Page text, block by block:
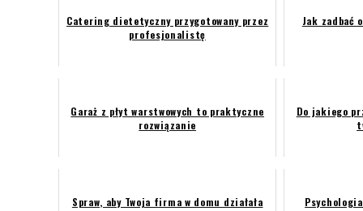
Catering dietetyczny przygotowany przez
profesjonalistę
Jak zadbać
Garaż z płyt warstwowych to praktyczne
rozwiązanie
Do jakiego
Spraw, aby Twoja firma w domu działała